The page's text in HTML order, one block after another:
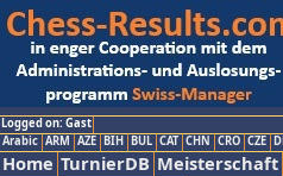
Logged on: Gast
Arabic ARM AZE BIH BUL CAT CHN CRO CZE
Home TurnierDB Meisterschaft